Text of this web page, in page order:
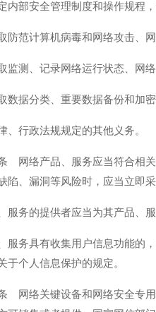
内部安全管理制度和操作规程
防范计算机病毒和网络攻击、
监测、记录网络运行状态、网
数据分类、重要数据备份和加
、行政法规规定的其他义务。
网络产品、服务应当符合相关
陷、漏洞等风险时，应当立即
服务的提供者应当为其产品、
服务具有收集用户信息功能的
于个人信息保护的规定。
网络关键设备和网络安全专